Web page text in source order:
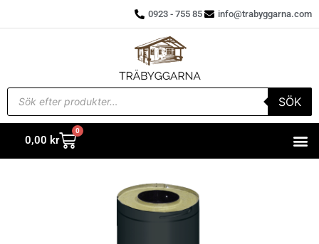
0923 - 755 85 info@trabyggarna.com
SÖK
0,00 kr
0